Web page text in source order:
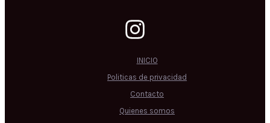
INICIO
Politicas de privacidad
Contacto
Quienes somos